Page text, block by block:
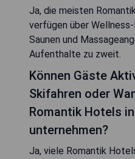
Ja, die meisten
verfügen über
Saunen und
Aufenthalte zu zweit.
Können Gäste
Skifahren oder
Romantik Hotels
unternehmen?
Ja, viele Romantik